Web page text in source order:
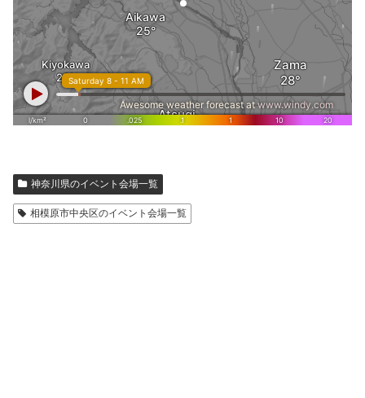
神奈川県のイベント会場一覧
相模原市中央区のイベント会場一覧